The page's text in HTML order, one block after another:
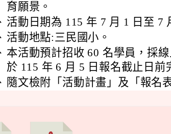
育願景。
活動日期為 115 年 7 月 1 日至 7
活動地點:三民國小。
本活動預計招收 60 名學員，採
於 115 年 6 月 5 日報名截止日前
隨文檢附「活動計畫」及「報名